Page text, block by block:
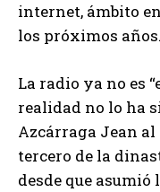
internet, ámbito
los próximos años.
La radio ya no es
realidad no lo ha
Azcárraga Jean al
tercero de la
desde que